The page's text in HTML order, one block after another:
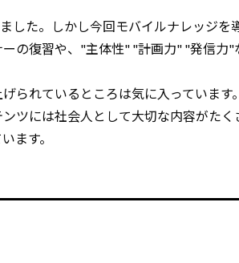
した。しかし今回モバイルナレッジを
の復習や、"主体性" "計画力" "発信力
られているところは気に入っています
ツには社会人として大切な内容がた
ます。